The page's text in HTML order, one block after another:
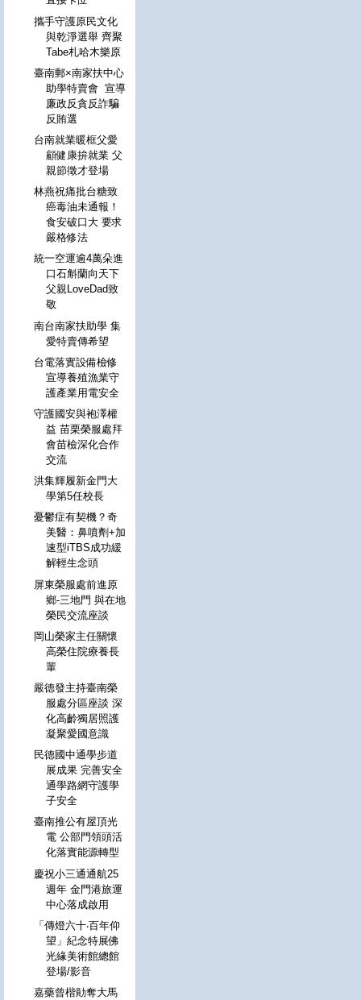
攜手守護原民文化
與乾淨選舉 齊聚
Tabe札哈木樂原
臺南郵×南家扶中心
助學特賣會 宣導
廉政反貪反詐騙
反賄選
台南就業暖框父愛
顧健康拚就業 父
親節徵才登場
林燕祝痛批台糖致
癌毒油未通報！
食安破口大 要求
嚴格修法
統一空運逾4萬朵進
口石斛蘭向天下
父親LoveDad致
敬
南台南家扶助學 集
愛特賣傳希望
台電落實設備檢修
宣導養殖漁業守
護產業用電安全
守護國安與袍澤權
益 苗栗榮服處拜
會苗檢深化合作
交流
洪集輝履新金門大
學第5任校長
憂鬱症有契機？奇
美醫：鼻噴劑+加
速型iTBS成功緩
解輕生念頭
屏東榮服處前進原
鄉-三地門 與在地
榮民交流座談
岡山榮家主任關懷
高榮住院療養長
輩
嚴德發主持臺南榮
服處分區座談 深
化高齡獨居照護
凝聚愛國意識
民德國中通學步道
展成果 完善安全
通學路網守護學
子安全
臺南推公有屋頂光
電 公部門領頭活
化落實能源轉型
慶祝小三通通航25
週年 金門港旅運
中心落成啟用
「傳燈六十‧百年仰
望」紀念特展佛
光緣美術館總館
登場/影音
嘉藥曾楷勛奪大馬